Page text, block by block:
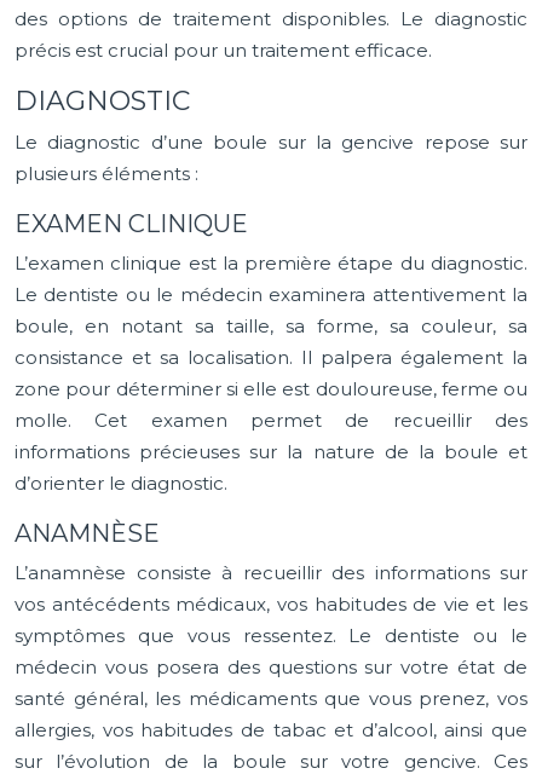
des options de traitement disponibles. Le diagnostic
précis est crucial pour un traitement efficace.
DIAGNOSTIC
Le diagnostic d’une boule sur la gencive repose sur
plusieurs éléments :
EXAMEN CLINIQUE
L’examen clinique est la première étape du diagnostic.
Le dentiste ou le médecin examinera attentivement la
boule, en notant sa taille, sa forme, sa couleur, sa
consistance et sa localisation. Il palpera également la
zone pour déterminer si elle est douloureuse, ferme ou
molle. Cet examen permet de recueillir des
informations précieuses sur la nature de la boule et
d’orienter le diagnostic.
ANAMNÈSE
L’anamnèse consiste à recueillir des informations sur
vos antécédents médicaux, vos habitudes de vie et les
symptômes que vous ressentez. Le dentiste ou le
médecin vous posera des questions sur votre état de
santé général, les médicaments que vous prenez, vos
allergies, vos habitudes de tabac et d’alcool, ainsi que
sur l’évolution de la boule sur votre gencive. Ces